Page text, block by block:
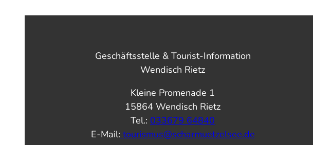
Geschäftsstelle & Tourist-Information
Wendisch Rietz
Kleine Promenade 1
15864 Wendisch Rietz
Tel.: 033679 64840
E-Mail: tourismus@scharmuetzelsee.de